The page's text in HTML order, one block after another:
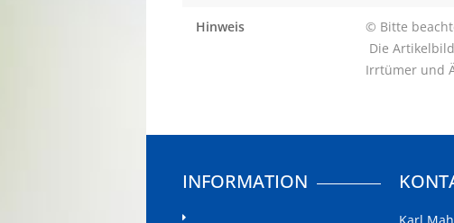
Hinweis
© Bitte
Die
Irrtümer und
INFORMATION